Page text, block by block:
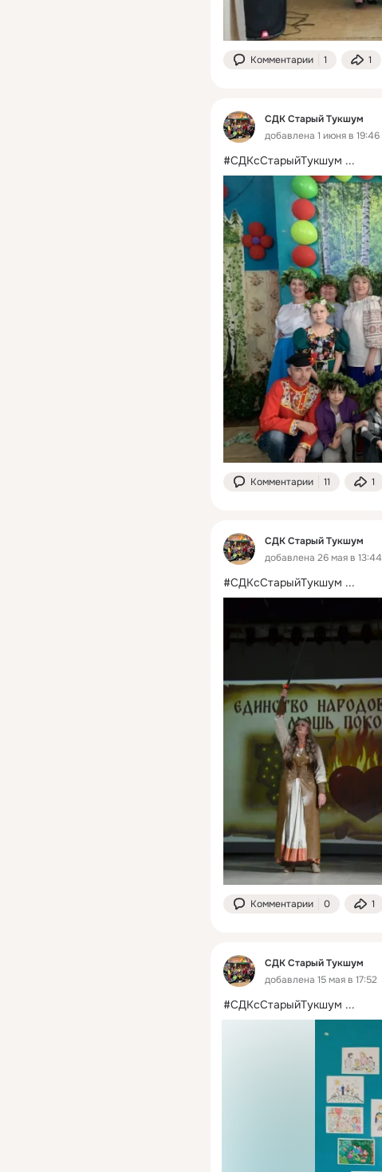
Комментарии 1 1
СДК Старый Тукшум
добавлена 1 июня в 19:46
#СДКсСтарыйТукшум ...
Комментарии 11 1
СДК Старый Тукшум
добавлена 26 мая в 13:44
#СДКсСтарыйТукшум ...
Комментарии 0 1
СДК Старый Тукшум
добавлена 15 мая в 17:52
#СДКсСтарыйТукшум ...